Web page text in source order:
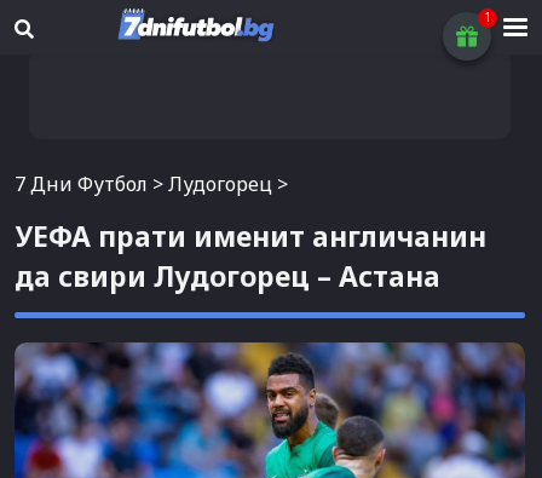
7 Дни Футбол >Лудогорец >
УЕФА прати именит англичанин
да свири Лудогорец – Астана